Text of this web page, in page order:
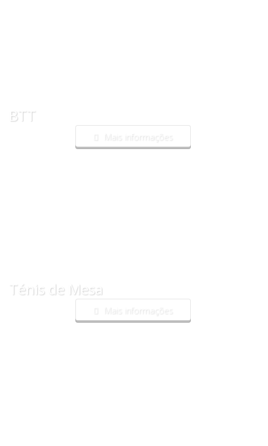
BTT
Mais informações
Ténis de Mesa
Mais informações